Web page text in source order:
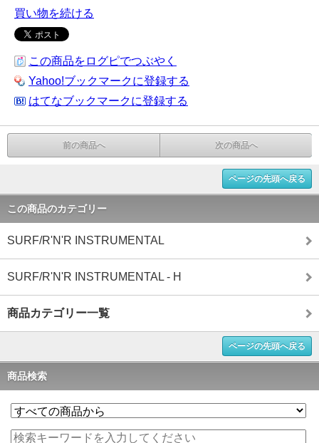
買い物を続ける
この商品をログピでつぶやく
Yahoo!ブックマークに登録する
はてなブックマークに登録する
前の商品へ 次の商品へ
ページの先頭へ戻る
この商品のカテゴリー
SURF/R'N'R INSTRUMENTAL
SURF/R'N'R INSTRUMENTAL - H
商品カテゴリー一覧
ページの先頭へ戻る
商品検索